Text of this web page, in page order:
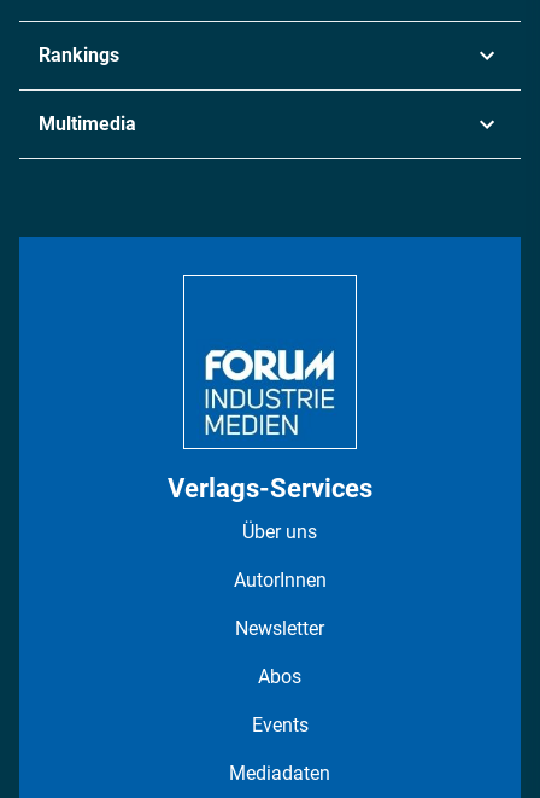
Chemie
Metall
Energie
Rankings
Multimedia
Verlags-Services
Über uns
AutorInnen
Newsletter
Abos
Events
Mediadaten